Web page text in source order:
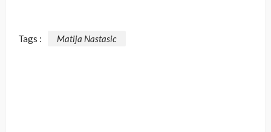
Tags : Matija Nastasic